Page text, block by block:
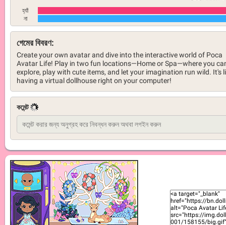
হ্যাঁ
না
গেমের বিবরণ:
Create your own avatar and dive into the interactive world of Poca
Avatar Life! Play in two fun locations—Home or Spa—where you
explore, play with cute items, and let your imagination run wild. It's
having a virtual dollhouse right on your computer!
কমেন্ট